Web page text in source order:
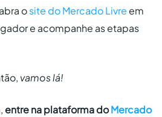
osite do Mercado Livre em
e acompanhe as etapas
vamos lá!
entre na plataforma doMercado